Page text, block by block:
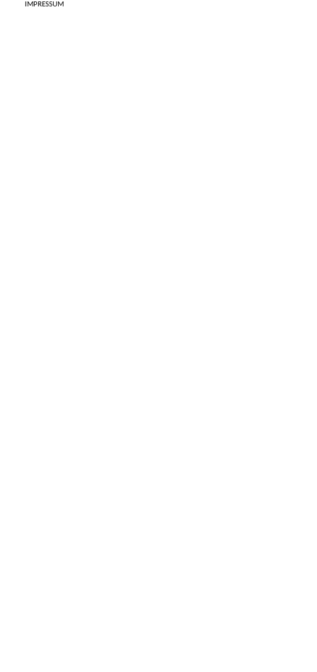
IMPRESSUM